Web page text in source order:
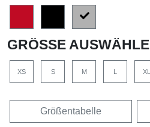
GRÖSSE AUSWÄHLEN
XS S M XL
Größentabelle